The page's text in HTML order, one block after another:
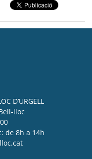
D’URGELL
lloc
de 8h a 14h